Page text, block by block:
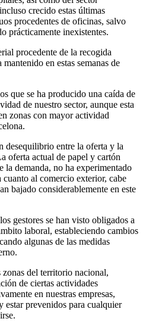
crecido estas últimas
procedentes de oficinas, salvo
prácticamente inexistentes.
procedente de la recogida
en estas semanas de
que se ha producido una caída de
de nuestro sector, aunque esta
zonas con mayor actividad
desequilibrio entre la oferta y la
oferta actual de papel y cartón
la demanda, no ha experimentado
al comercio exterior, cabe
bajado considerablemente en este
gestores se han visto obligados a
laboral, estableciendo cambios
algunas de las medidas
del territorio nacional,
de ciertas actividades
en nuestras empresas,
estar prevenidos para cualquier